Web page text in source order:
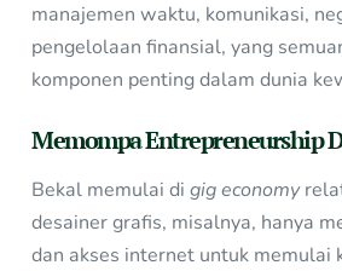
manajemen waktu, komunikasi,
pengelolaan finansial, yang
komponen penting dalam dunia
Memompa Entrepreneurship
Bekal memulai digig economy
desainer grafis, misalnya, hanya
dan akses internet untuk memulai